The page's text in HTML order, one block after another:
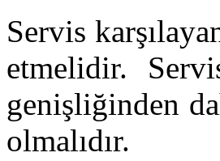
Servis
etmelidir.
genişliğinden
olmalıdır.